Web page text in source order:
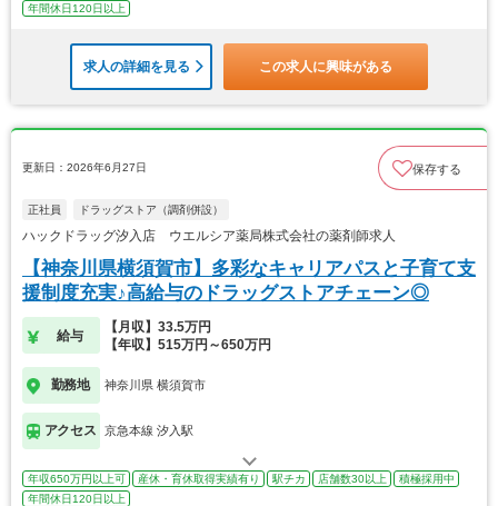
年間休日120日以上
求人の詳細を見る この求人に興味がある
更新日：2026年6月27日 保存する
正社員 ドラッグストア（調剤併設）
ハックドラッグ汐入店 ウエルシア薬局株式会社の薬剤師求人
【神奈川県横須賀市】多彩なキャリアパスと子育て支
援制度充実♪高給与のドラッグストアチェーン◎
給与
【月収】33.5万円
【年収】515万円～650万円
勤務地 神奈川県 横須賀市
アクセス 京急本線 汐入駅
年収650万円以上可 産休・育休取得実績有り 駅チカ 店舗数30以上
積極採用中
年間休日120日以上